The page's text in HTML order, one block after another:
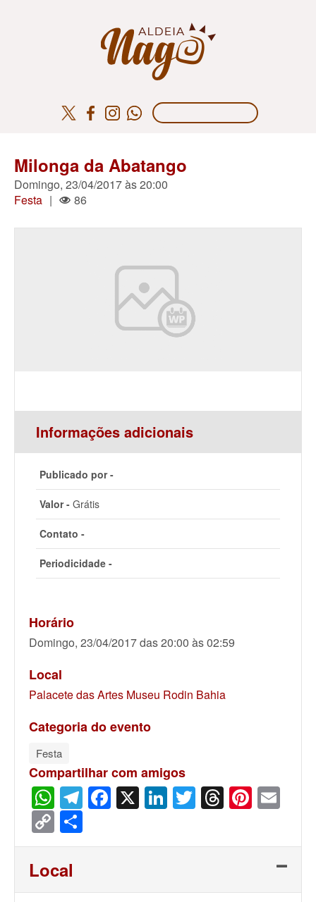
Milonga da Abatango
Domingo, 23/04/2017 às 20:00
Festa | 86
Informações adicionais
Publicado por -
Valor - Grátis
Contato -
Periodicidade -
Horário
Domingo, 23/04/2017 das 20:00 às 02:59
Local
Palacete das Artes Museu Rodin Bahia
Categoria do evento
Festa
Compartilhar com amigos
WhatsApp
Telegram
Facebook
X LinkedIn
Twitter
Threads
Copy
Link
Local